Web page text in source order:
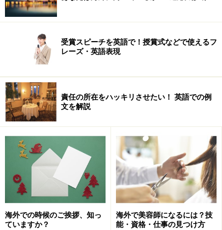
受賞スピーチを英語で！授賞式などで使えるフ
レーズ・英語表現
責任の所在をハッキリさせたい！ 英語での例
文を解説
海外での時候のご挨拶、知っ
ていますか？
海外で美容師になるには？技
能・資格・仕事の見つけ方